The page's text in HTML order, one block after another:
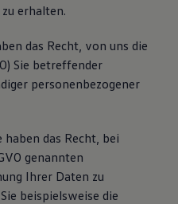
erhalten.
das Recht, von uns die
Sie betreffender
personenbezogener
das Recht, bei
genannten
Ihrer Daten zu
beispielsweise die